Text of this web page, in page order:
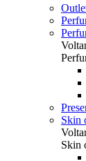
Skin
Skin